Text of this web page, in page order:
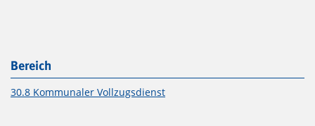
Bereich
30.8 Kommunaler Vollzugsdienst